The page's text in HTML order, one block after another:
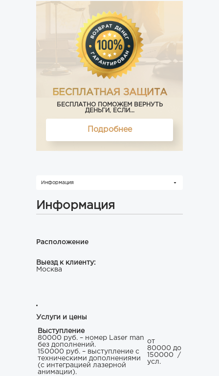
БЕСПЛАТНАЯ ЗАЩИТА
БЕСПЛАТНО ПОМОЖЕМ ВЕРНУТЬ
ДЕНЬГИ, ЕСЛИ...
Подробнее
Информация
Информация
Расположение
Выезд к клиенту:
Москва
Услуги и цены
Выступление
80000 руб. – номер Laser man
без дополнений.
150000 руб. – выступление с
техническими дополнениями
(с интеграцией лазерной
анимации).
от
80000 до
150000
/
усл.